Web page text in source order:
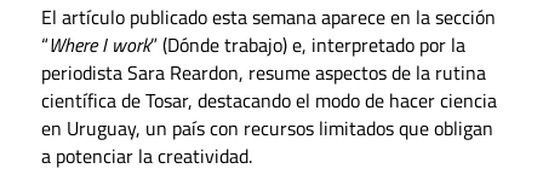
El artículo publicado esta semana aparece en la sección
“Where I work” (Dónde trabajo) e, interpretado por la
periodista Sara Reardon, resume aspectos de la rutina
científica de Tosar, destacando el modo de hacer ciencia
en Uruguay, un país con recursos limitados que obligan
a potenciar la creatividad.